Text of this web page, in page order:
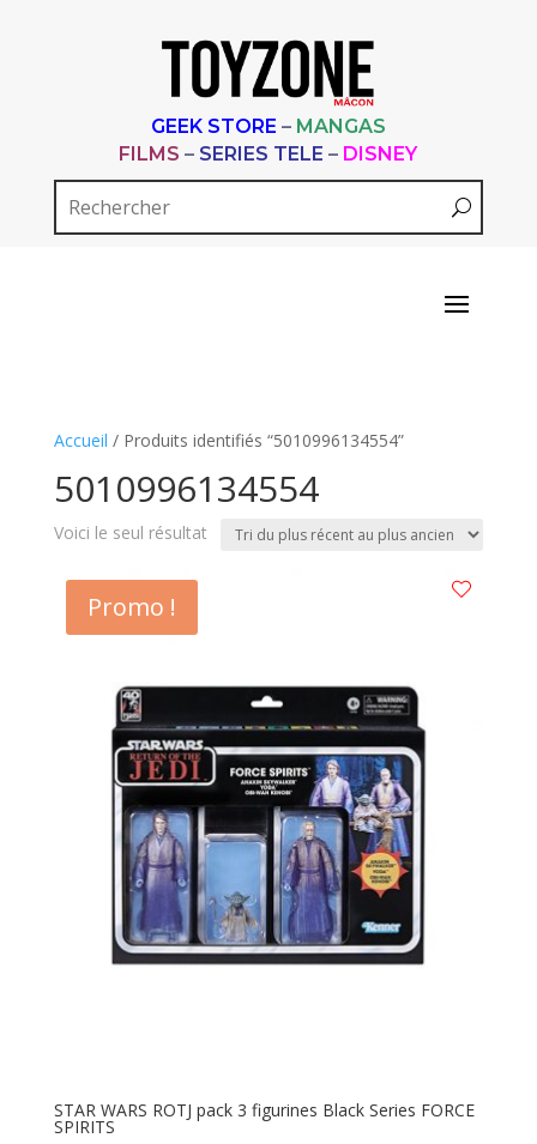
GEEK STORE – MANGAS
FILMS – SERIES TELE – DISNEY
Accueil / Produits identifiés “5010996134554”
5010996134554
Voici le seul résultat
Promo !
STAR WARS ROTJ pack 3 figurines Black Series FORCE
SPIRITS